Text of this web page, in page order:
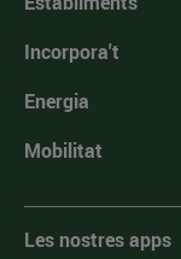
Incorpora't
Energia
Mobilitat
Les nostres apps